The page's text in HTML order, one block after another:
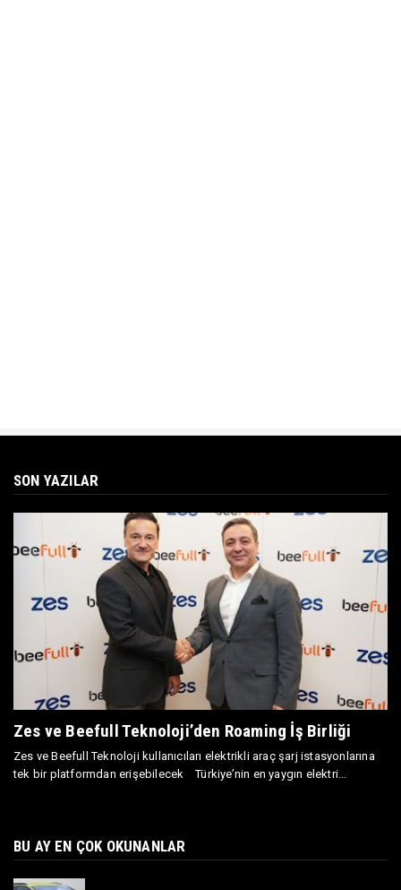
SON YAZILAR
Zes ve Beefull Teknoloji’den Roaming İş Birliği
Zes ve Beefull Teknoloji kullanıcıları elektrikli araç şarj istasyonlarına
tek bir platformdan erişebilecek Türkiye’nin en yaygın elektri...
BU AY EN ÇOK OKUNANLAR